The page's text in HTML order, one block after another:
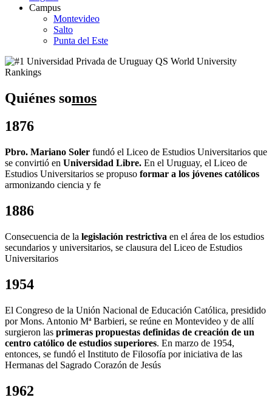
Campus
Montevideo
Salto
Punta del Este
Quiénes somos
1876
Pbro. Mariano Soler fundó el Liceo de Estudios Universitarios que
se convirtió en Universidad Libre. En el Uruguay, el Liceo de
Estudios Universitarios se propuso formar a los jóvenes católicos
armonizando ciencia y fe
1886
Consecuencia de la legislación restrictiva en el área de los estudios
secundarios y universitarios, se clausura del Liceo de Estudios
Universitarios
1954
El Congreso de la Unión Nacional de Educación Católica, presidido
por Mons. Antonio Mª Barbieri, se reúne en Montevideo y de allí
surgieron las primeras propuestas definidas de creación de un
centro católico de estudios superiores. En marzo de 1954,
entonces, se fundó el Instituto de Filosofía por iniciativa de las
Hermanas del Sagrado Corazón de Jesús
1962